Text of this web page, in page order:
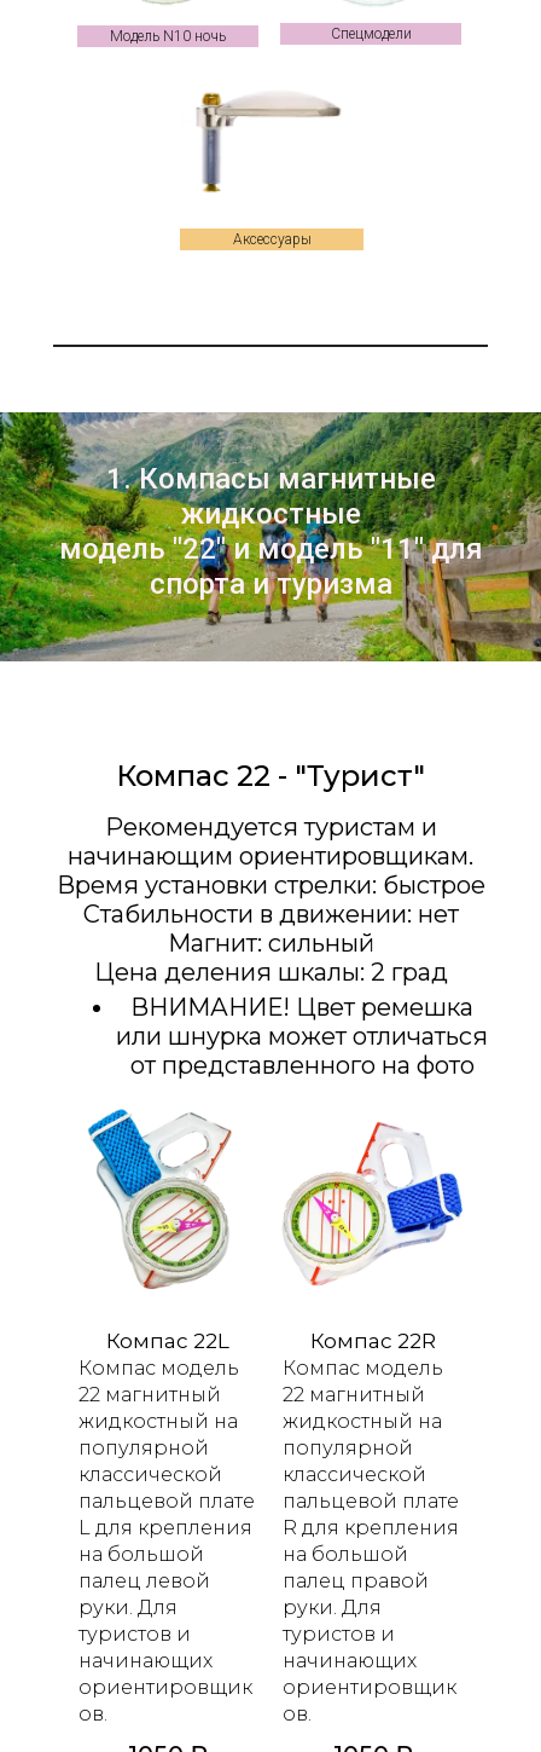
Спецмодели
Аксессуары
Модель N10 ночь
1. Компасы магнитные
жидкостные
модель "22" и модель "11" для
спорта и туризма
Компас 22 - "Турист"
Рекомендуется туристам и
начинающим ориентировщикам.
Время установки стрелки: быстрое
Стабильности в движении: нет
Магнит: сильный
Цена деления шкалы: 2 град
ВНИМАНИЕ! Цвет ремешка
или шнурка может отличаться
от представленного на фото
Компас 22L
Компас модель
22 магнитный
жидкостный на
популярной
классической
пальцевой плате
L для крепления
на большой
палец левой
руки. Для
туристов и
начинающих
ориентировщик
ов.
Компас 22R
Компас модель
22 магнитный
жидкостный на
популярной
классической
пальцевой плате
R для крепления
на большой
палец правой
руки. Для
туристов и
начинающих
ориентировщик
ов.